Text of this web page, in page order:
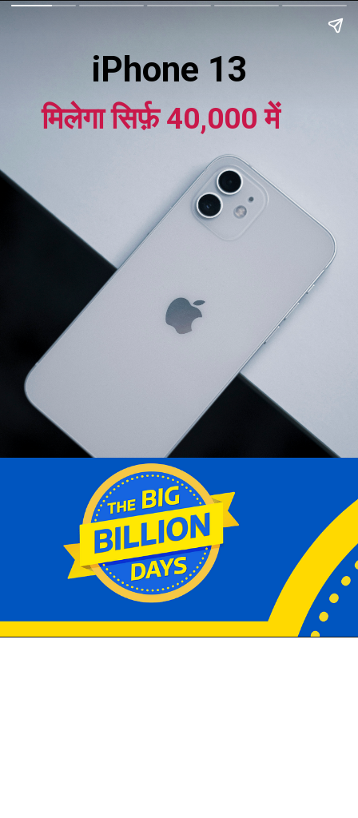
iPhone 13
मिलेगा सिर्फ़ 40,000 में